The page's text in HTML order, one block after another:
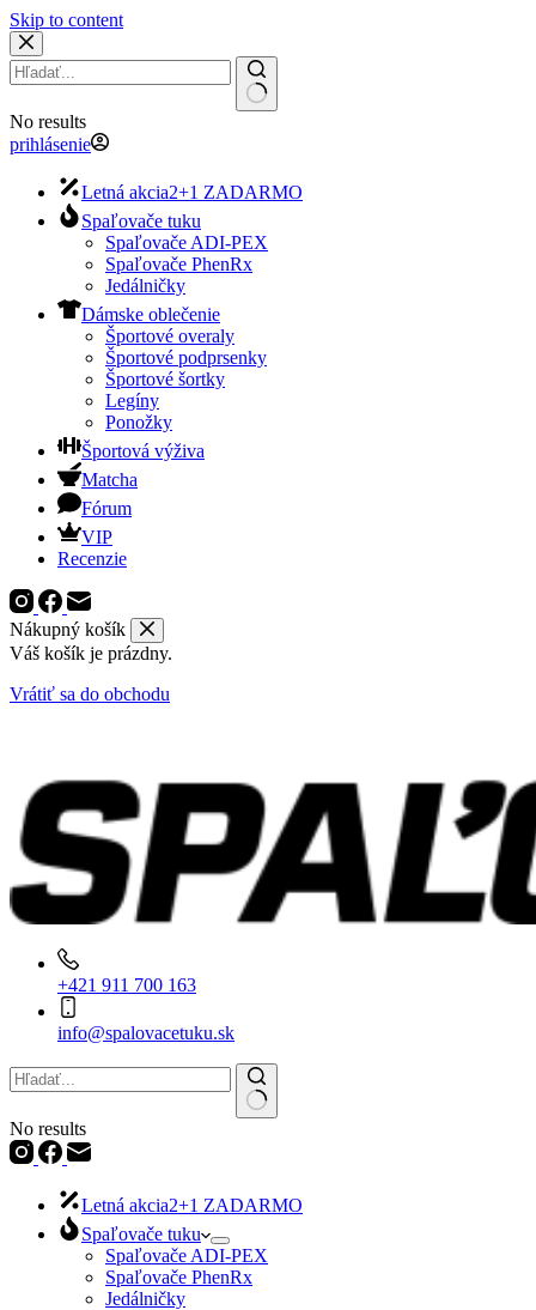
Skip to content
No results
prihlásenie
Letná akcia2+1 ZADARMO
Spaľovače tuku
Spaľovače ADI-PEX
Spaľovače PhenRx
Jedálničky
Dámske oblečenie
Športové overaly
Športové podprsenky
Športové šortky
Legíny
Ponožky
Športová výživa
Matcha
Fórum
VIP
Recenzie
Nákupný košík
Váš košík je prázdny.
Vrátiť sa do obchodu
+421 911 700 163
info@spalovacetuku.sk
No results
Letná akcia2+1 ZADARMO
Spaľovače tuku
Spaľovače ADI-PEX
Spaľovače PhenRx
Jedálničky